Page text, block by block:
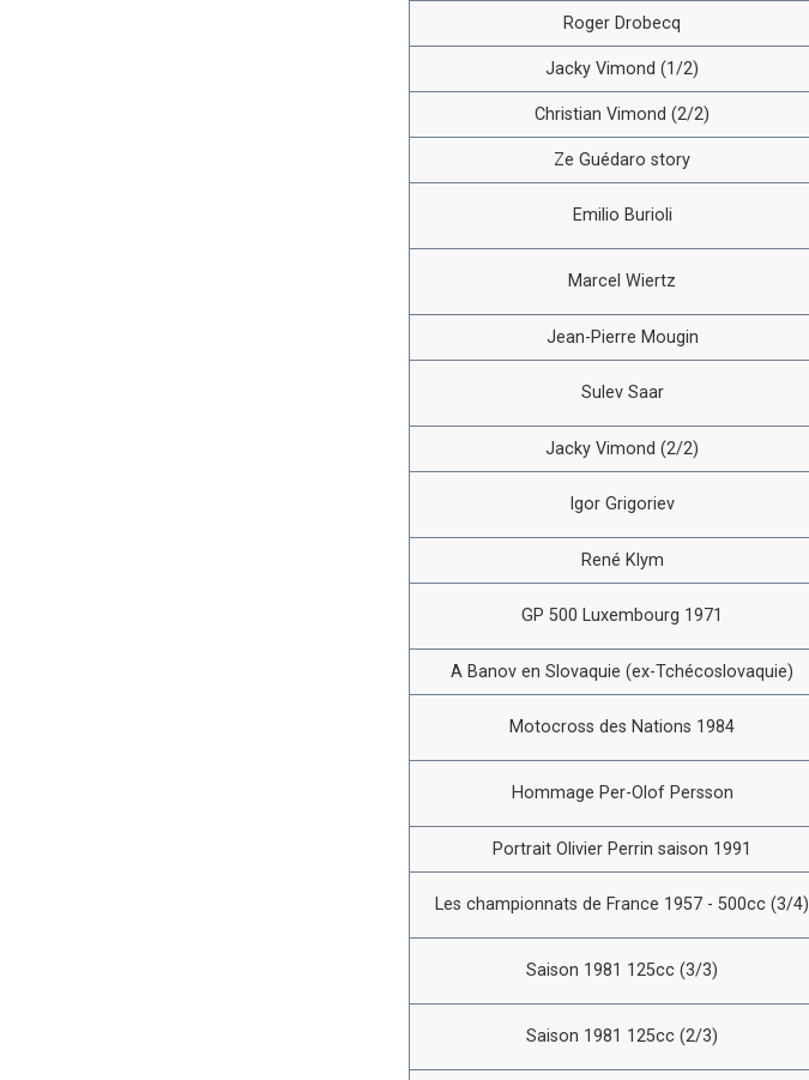
Roger Drobecq
Jacky Vimond (1/2)
Christian Vimond (2/2)
Ze Guédaro story
Emilio Burioli
Marcel Wiertz
Jean-Pierre Mougin
Sulev Saar
Jacky Vimond (2/2)
Igor Grigoriev
René Klym
GP 500 Luxembourg 1971
A Banov en Slovaquie (ex-Tchécoslovaquie)
Motocross des Nations 1984
Hommage Per-Olof Persson
Portrait Olivier Perrin saison 1991
Les championnats de France 1957 - 500cc (3/4)
Saison 1981 125cc (3/3)
Saison 1981 125cc (2/3)